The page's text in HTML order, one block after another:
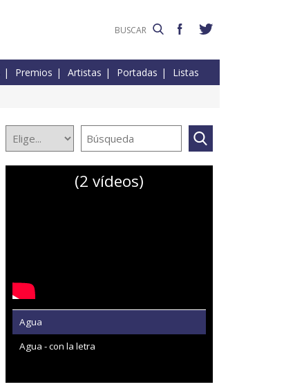
Premios Artistas Portadas Listas
(2 vídeos)
Agua
Agua - con la letra